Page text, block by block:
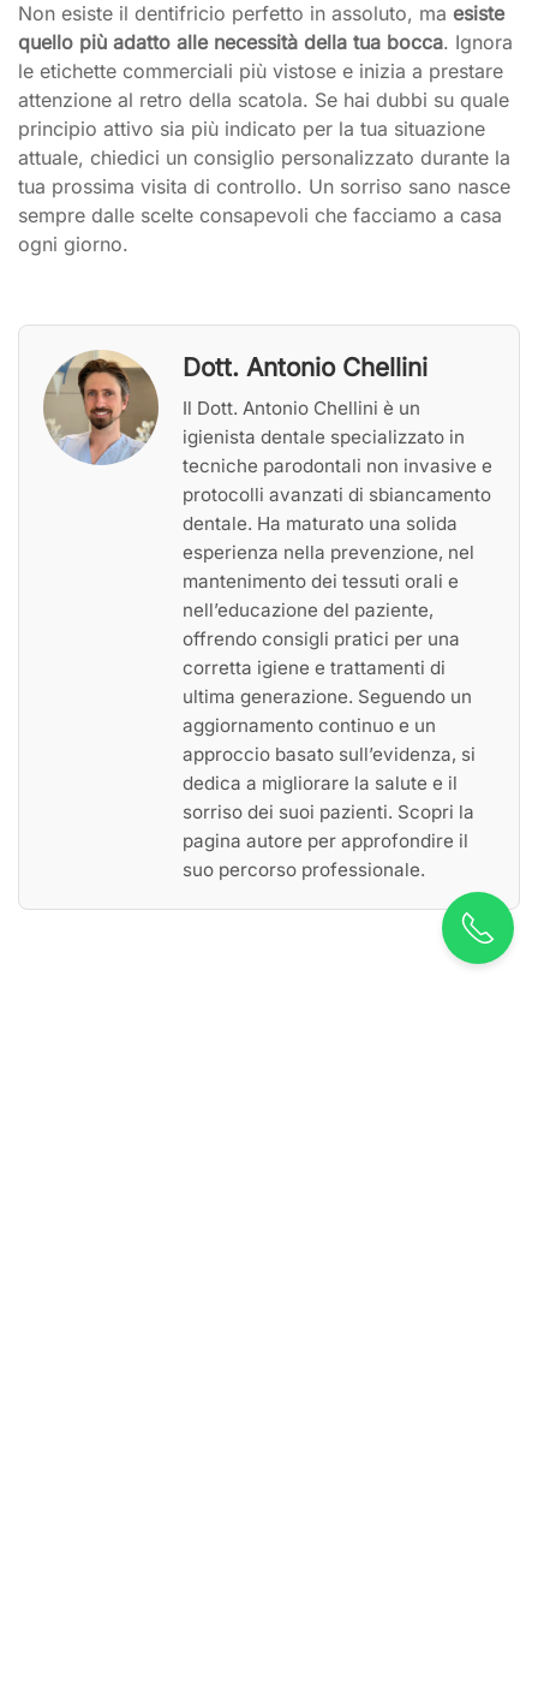
Non esiste il dentifricio perfetto in assoluto, ma esiste
quello più adatto alle necessità della tua bocca. Ignora
le etichette commerciali più vistose e inizia a prestare
attenzione al retro della scatola. Se hai dubbi su quale
principio attivo sia più indicato per la tua situazione
attuale, chiedici un consiglio personalizzato durante la
tua prossima visita di controllo. Un sorriso sano nasce
sempre dalle scelte consapevoli che facciamo a casa
ogni giorno.
Dott. Antonio Chellini
Il Dott. Antonio Chellini è un
igienista dentale specializzato in
tecniche parodontali non invasive e
protocolli avanzati di sbiancamento
dentale. Ha maturato una solida
esperienza nella prevenzione, nel
mantenimento dei tessuti orali e
nell’educazione del paziente,
offrendo consigli pratici per una
corretta igiene e trattamenti di
ultima generazione. Seguendo un
aggiornamento continuo e un
approccio basato sull’evidenza, si
dedica a migliorare la salute e il
sorriso dei suoi pazienti. Scopri la
pagina autore per approfondire il
suo percorso professionale.